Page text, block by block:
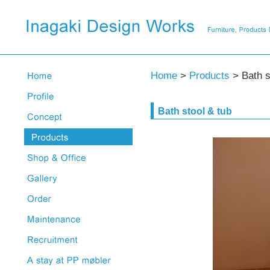
Home > Products > Bath
Bath stool & tub